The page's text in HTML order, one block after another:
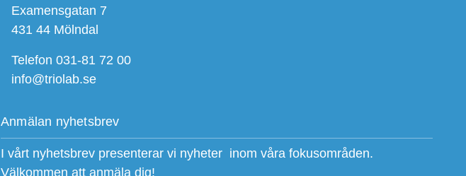
Examensgatan 7
431 44 Mölndal
Telefon 031-81 72 00
info@triolab.se
Anmälan nyhetsbrev
I vårt nyhetsbrev presenterar vi nyheter inom våra fokusområden.
Välkommen att anmäla dig!